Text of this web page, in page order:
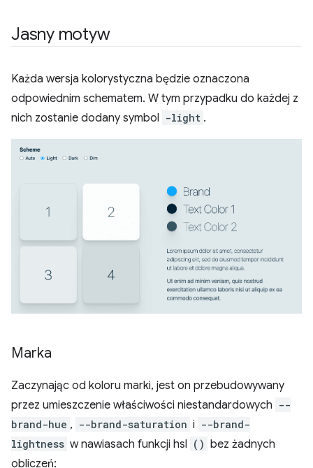
Jasny motyw
Każda wersja kolorystyczna będzie oznaczona
odpowiednim schematem. W tym przypadku do każdej z
nich zostanie dodany symbol -light .
Marka
Zaczynając od koloru marki, jest on przebudowywany
przez umieszczenie właściwości niestandardowych --
brand-hue , --brand-saturation i --brand-
lightness w nawiasach funkcji hsl () bez żadnych
obliczeń: